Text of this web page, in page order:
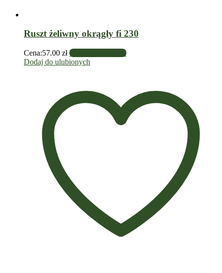
Ruszt żeliwny okrągły fi 230
Cena:57.00 zł Dodaj do koszyka
Dodaj do ulubionych